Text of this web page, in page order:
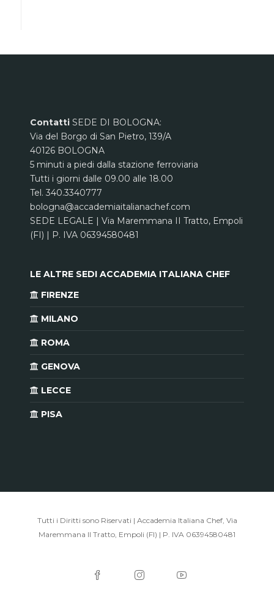
Contatti SEDE DI BOLOGNA:
Via del Borgo di San Pietro, 139/A
40126 BOLOGNA
5 minuti a piedi dalla stazione ferroviaria
Tutti i giorni dalle 09.00 alle 18.00
Tel. 340.3340777
bologna@accademiaitalianachef.com
SEDE LEGALE | Via Maremmana II Tratto, Empoli
(FI) | P. IVA 06394580481
LE ALTRE SEDI ACCADEMIA ITALIANA CHEF
FIRENZE
MILANO
ROMA
GENOVA
LECCE
PISA
Tutti i Diritti sono Riservati | Accademia Italiana Chef, Via
Maremmana II Tratto, Empoli (FI) | P. IVA 06394580481